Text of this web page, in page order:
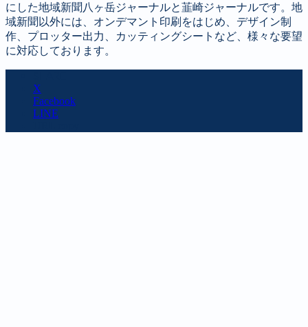
にした地域新聞八ヶ岳ジャーナルと韮崎ジャーナルです。地
域新聞以外には、オンデマント印刷をはじめ、デザイン制
作、プロッター出力、カッティングシートなど、様々な要望
に対応しております。
X
Facebook
LINE